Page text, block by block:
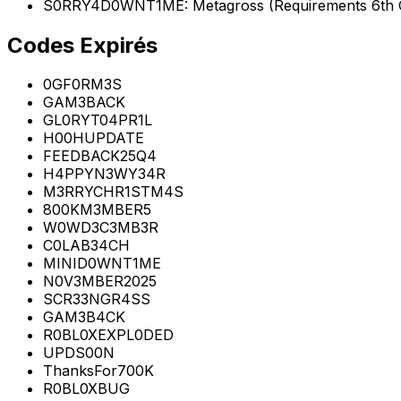
S0RRY4D0WNT1ME: Metagross (Requirements 6th
Codes Expirés
0GF0RM3S
GAM3BACK
GL0RYT04PR1L
H00HUPDATE
FEEDBACK25Q4
H4PPYN3WY34R
M3RRYCHR1STM4S
800KM3MBER5
W0WD3C3MB3R
C0LAB34CH
MINID0WNT1ME
N0V3MBER2025
SCR33NGR4SS
GAM3B4CK
R0BL0XEXPL0DED
UPDS00N
ThanksFor700K
R0BL0XBUG